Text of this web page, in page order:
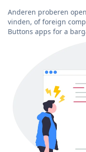
Anderen proberen
vinden, of foreign
Buttons apps for a